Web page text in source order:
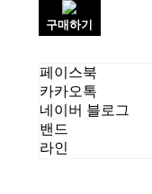
구매하기
페이스북
카카오톡
네이버 블로그
밴드
라인